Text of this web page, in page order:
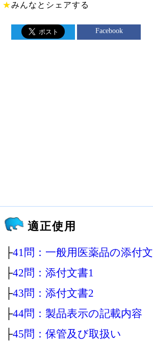
★みんなとシェアする
Facebook
適正使用
├41問：一般用医薬品の添付
├42問：添付文書1
├43問：添付文書2
├44問：製品表示の記載内容
├45問：保管及び取扱い